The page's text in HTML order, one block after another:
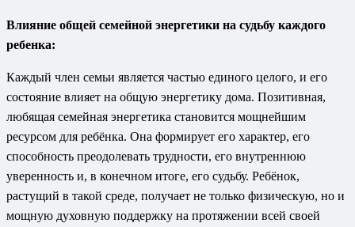
Влияние общей семейной энергетики на судьбу каждого
ребенка:
Каждый член семьи является частью единого целого, и его
состояние влияет на общую энергетику дома. Позитивная,
любящая семейная энергетика становится мощнейшим
ресурсом для ребёнка. Она формирует его характер, его
способность преодолевать трудности, его внутреннюю
уверенность и, в конечном итоге, его судьбу. Ребёнок,
растущий в такой среде, получает не только физическую, но и
мощную духовную поддержку на протяжении всей своей